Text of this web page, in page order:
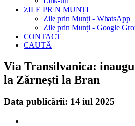
ZILE PRIN MUNȚI
Zile prin Munți - WhatsApp
Zile prin Munți - Google
CONTACT
CAUTĂ
Via Transilvanica:
la Zărnești la Bran
Data publicării: 14 iul 2025